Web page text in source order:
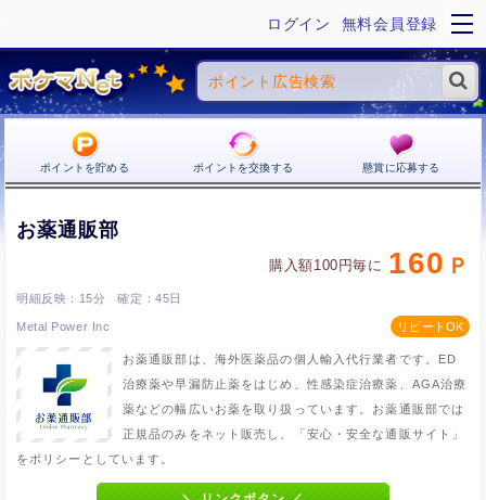
ログイン 無料会員登録
ポイントを貯める ポイントを交換する 懸賞に応募する
お薬通販部
購入額100円毎に 160
15分 45日
Metal Power Inc
お薬通販部は、海外医薬品の個人輸入代行業者です。ED
治療薬や早漏防止薬をはじめ、性感染症治療薬、AGA治療
薬などの幅広いお薬を取り扱っています。お薬通販部では
正規品のみをネット販売し、「安心・安全な通販サイト」
をポリシーとしています。